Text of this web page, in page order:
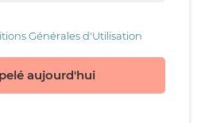
Générales d'Utilisation
aujourd'hui